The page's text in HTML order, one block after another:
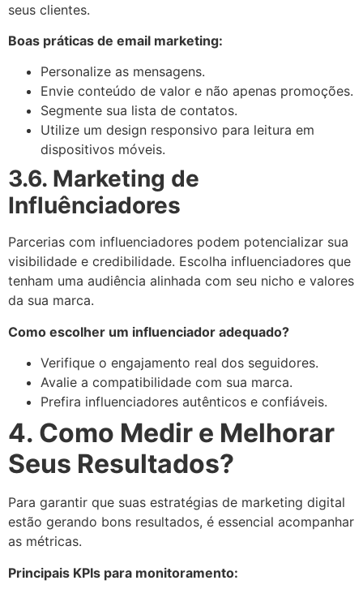
seus clientes.
Boas práticas de email marketing:
Personalize as mensagens.
Envie conteúdo de valor e não apenas promoções.
Segmente sua lista de contatos.
Utilize um design responsivo para leitura em
dispositivos móveis.
3.6. Marketing de
Influênciadores
Parcerias com influenciadores podem potencializar sua
visibilidade e credibilidade. Escolha influenciadores que
tenham uma audiência alinhada com seu nicho e valores
da sua marca.
Como escolher um influenciador adequado?
Verifique o engajamento real dos seguidores.
Avalie a compatibilidade com sua marca.
Prefira influenciadores autênticos e confiáveis.
4. Como Medir e Melhorar
Seus Resultados?
Para garantir que suas estratégias de marketing digital
estão gerando bons resultados, é essencial acompanhar
as métricas.
Principais KPIs para monitoramento: